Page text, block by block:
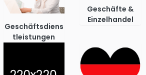
Geschäftsdiens
tleistungen
Geschäfte &
Einzelhandel